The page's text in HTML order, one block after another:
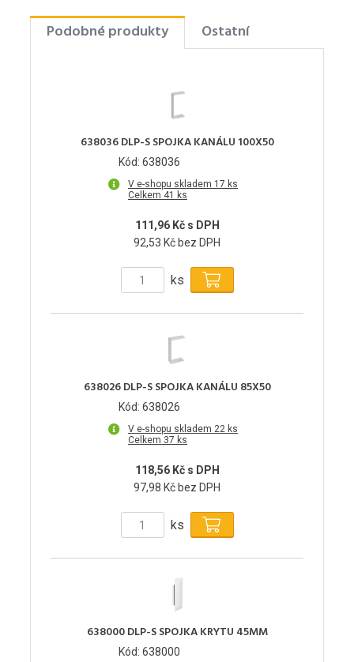
Podobné produkty Ostatní
638036 DLP-S SPOJKA KANÁLU 100X50
Kód: 638036
V e-shopu skladem 17 ks
Celkem 41 ks
111,96 Kč s DPH
92,53 Kč bez DPH
ks
638026 DLP-S SPOJKA KANÁLU 85X50
Kód: 638026
V e-shopu skladem 22 ks
Celkem 37 ks
118,56 Kč s DPH
97,98 Kč bez DPH
ks
638000 DLP-S SPOJKA KRYTU 45MM
Kód: 638000